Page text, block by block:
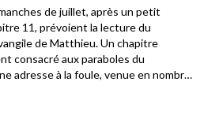
de juillet, après un petit
11, prévoient la lecture du
de Matthieu. Un chapitre
consacré aux paraboles du
adresse à la foule, venue en nombre